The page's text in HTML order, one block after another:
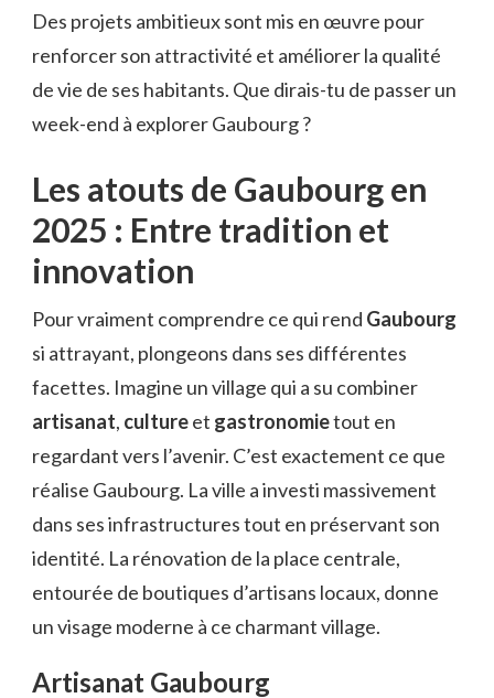
Des projets ambitieux sont mis en œuvre pour
renforcer son attractivité et améliorer la qualité
de vie de ses habitants. Que dirais-tu de passer un
week-end à explorer Gaubourg ?
Les atouts de Gaubourg en
2025 : Entre tradition et
innovation
Pour vraiment comprendre ce qui rend Gaubourg
si attrayant, plongeons dans ses différentes
facettes. Imagine un village qui a su combiner
artisanat, cultureet gastronomietout en
regardant vers l’avenir. C’est exactement ce que
réalise Gaubourg. La ville a investi massivement
dans ses infrastructures tout en préservant son
identité. La rénovation de la place centrale,
entourée de boutiques d’artisans locaux, donne
un visage moderne à ce charmant village.
Artisanat Gaubourg